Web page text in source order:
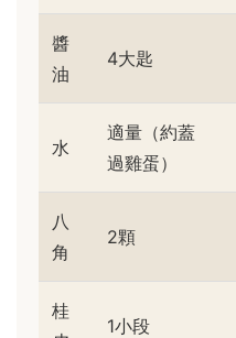
醬
油
4大匙
水
適量（約蓋
過雞蛋）
八
角
2顆
桂
1小段